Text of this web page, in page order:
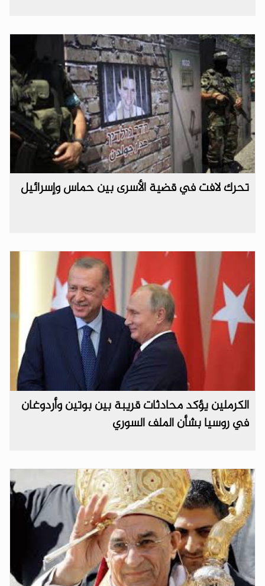
تحرك لافت في قضية الأسرى بين حماس وإسرائيل
الكرملين يؤكد محادثات قريبة بين بوتين وأردوغان
في روسيا بشأن الملف السوري